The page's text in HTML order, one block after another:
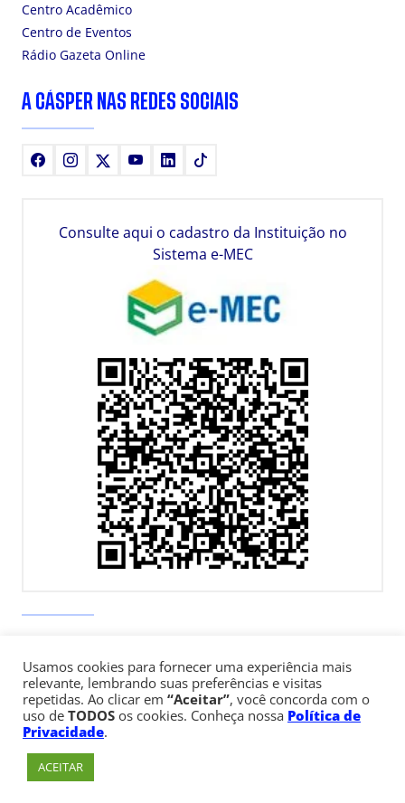
Centro Acadêmico
Centro de Eventos
Rádio Gazeta Online
A CÁSPER NAS REDES SOCIAIS
FacebookInstagram YoutubeLinkedIn
Consulte aqui o cadastro da Instituição no
Sistema e-MEC
Telefone:+55 (11) 3170-5600
© Copyright 1947 - 2026 Faculdade Cásper Líbero
Usamos cookies para fornecer uma experiência mais
relevante, lembrando suas preferências e visitas
repetidas. Ao clicar em “Aceitar”, você concorda com o
uso de TODOS os cookies. Conheça nossa Política de
Privacidade.
ACEITAR